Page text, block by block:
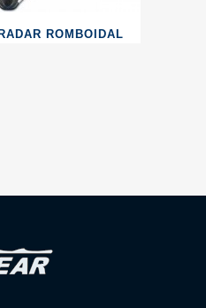
ROMBOIDAL